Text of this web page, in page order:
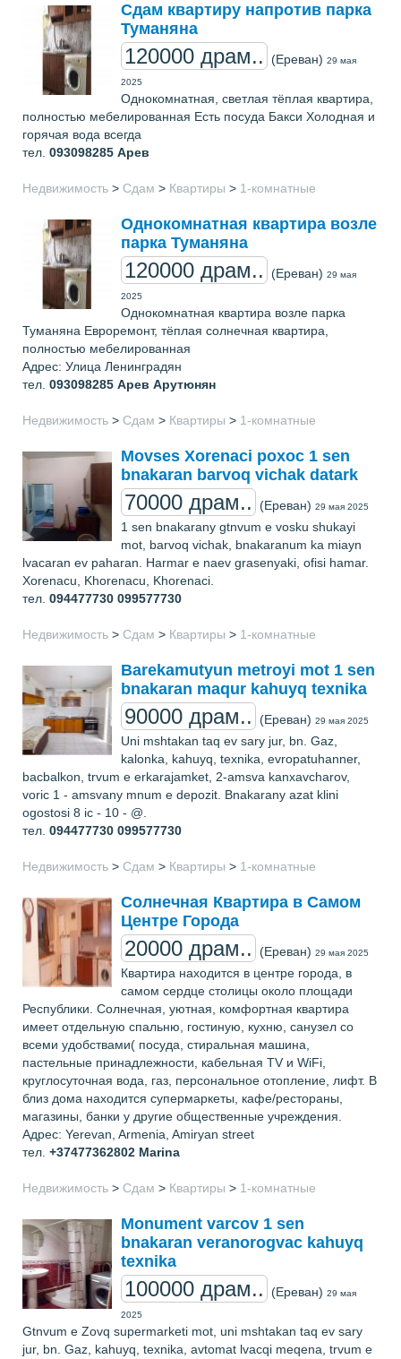
Сдам квартиру напротив парка
Туманяна
120000 драм.. (Ереван) 29 мая
2025
Однокомнатная, светлая тёплая квартира,
полностью мебелированная Есть посуда Бакси Холодная и
горячая вода всегда
тел. 093098285 Арев
Недвижимость > Сдам > Квартиры > 1-комнатные
Однокомнатная квартира возле
парка Туманяна
120000 драм.. (Ереван) 29 мая
2025
Однокомнатная квартира возле парка
Туманяна Евроремонт, тёплая солнечная квартира,
полностью мебелированная
Адрес: Улица Ленинградян
тел. 093098285 Арев Арутюнян
Недвижимость > Сдам > Квартиры > 1-комнатные
Movses Xorenaci poxoc 1 sen
bnakaran barvoq vichak datark
70000 драм.. (Ереван) 29 мая 2025
1 sen bnakarany gtnvum e vosku shukayi
mot, barvoq vichak, bnakaranum ka miayn
lvacaran ev paharan. Harmar e naev grasenyaki, ofisi hamar.
Xorenacu, Khorenacu, Khorenaci.
тел. 094477730 099577730
Недвижимость > Сдам > Квартиры > 1-комнатные
Barekamutyun metroyi mot 1 sen
bnakaran maqur kahuyq texnika
90000 драм.. (Ереван) 29 мая 2025
Uni mshtakan taq ev sary jur, bn. Gaz,
kalonka, kahuyq, texnika, evropatuhanner,
bacbalkon, trvum e erkarajamket, 2-amsva kanxavcharov,
voric 1 - amsvany mnum e depozit. Bnakarany azat klini
ogostosi 8 ic - 10 - @.
тел. 094477730 099577730
Недвижимость > Сдам > Квартиры > 1-комнатные
Солнечная Квартира в Самом
Центре Города
20000 драм.. (Ереван) 29 мая 2025
Квартира находится в центре города, в
самом сердце столицы около площади
Республики. Солнечная, уютная, комфортная квартира
имеет отдельную спальню, гостиную, кухню, санузел со
всеми удобствами( посуда, стиральная машина,
пастельные принадлежности, кабельная TV и WiFi,
круглосуточная вода, газ, персональное отопление, лифт. В
близ дома находится супермаркеты, кафе/рестораны,
магазины, банки у другие общественные учреждения.
Адрес: Yerevan, Armenia, Amiryan street
тел. +37477362802 Marina
Недвижимость > Сдам > Квартиры > 1-комнатные
Monument varcov 1 sen
bnakaran veranorogvac kahuyq
texnika
100000 драм.. (Ереван) 29 мая
2025
Gtnvum e Zovq supermarketi mot, uni mshtakan taq ev sary
jur, bn. Gaz, kahuyq, texnika, avtomat lvacqi meqena, trvum e